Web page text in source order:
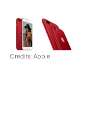
Credits: Apple